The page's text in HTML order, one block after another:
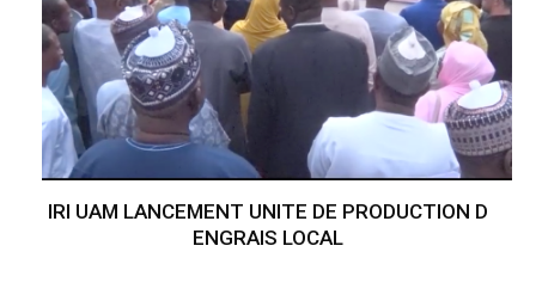
IRI UAM LANCEMENT UNITE DE PRODUCTION D
ENGRAIS LOCAL